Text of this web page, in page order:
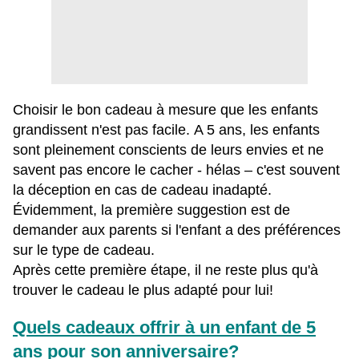
Choisir le bon cadeau à mesure que les enfants
grandissent n'est pas facile. A 5 ans, les enfants
sont pleinement conscients de leurs envies et ne
savent pas encore le cacher - hélas – c'est souvent
la déception en cas de cadeau inadapté.
Évidemment, la première suggestion est de
demander aux parents si l'enfant a des préférences
sur le type de cadeau.
Après cette première étape, il ne reste plus qu'à
trouver le cadeau le plus adapté pour lui!
Quels cadeaux offrir à un enfant de 5
ans pour son anniversaire?